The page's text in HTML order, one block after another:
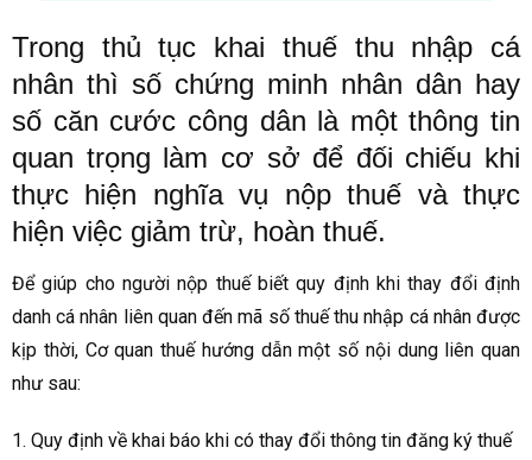
Trong thủ tục khai thuế thu nhập cá
nhân thì số chứng minh nhân dân hay
số căn cước công dân là một thông tin
quan trọng làm cơ sở để đối chiếu khi
thực hiện nghĩa vụ nộp thuế và thực
hiện việc giảm trừ, hoàn thuế.
Để giúp cho người nộp thuế biết quy định khi thay đổi định
danh cá nhân liên quan đến mã số thuế thu nhập cá nhân được
kịp thời, Cơ quan thuế hướng dẫn một số nội dung liên quan
như sau:
1. Quy định về khai báo khi có thay đổi thông tin đăng ký thuế